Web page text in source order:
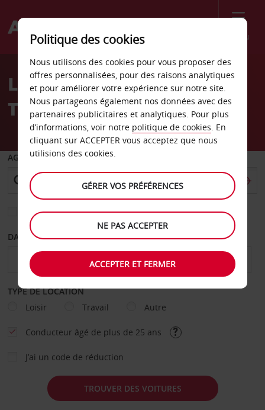
Menu
Welcome
AvisLocation de voiture
Thessalonique
AGENCE DE DÉPART
Sélectionnez une autre agence de retour
DATE DE DÉPART DATE DE RETOUR
TYPE DE LOCATION
Loisir
Travail Autre
Conducteur âgé de plus de 25 ans
J’ai un code de réduction
TROUVER DES VOITURES
Politique des cookies
Nous utilisons des cookies pour vous proposer des
offres personnalisées, pour des raisons analytiques
et pour améliorer votre expérience sur notre site.
Nous partageons également nos données avec des
partenaires publicitaires et analytiques. Pour plus
d’informations, voir notre politique de cookies. En
cliquant sur ACCEPTER vous acceptez que nous
utilisions des cookies.
GÉRER VOS PRÉFÉRENCES
NE PAS ACCEPTER
ACCEPTER ET FERMER